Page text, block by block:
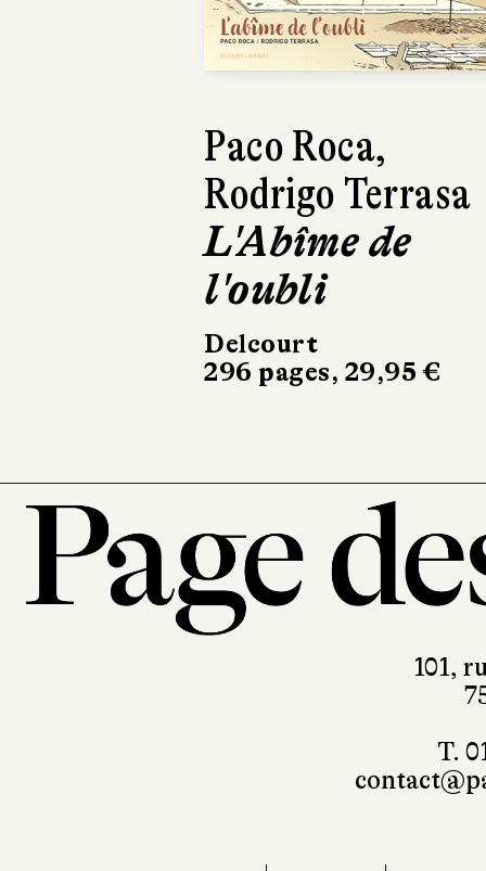
Paco Roca,
Rodrigo Terrasa
L'Abîme de
l'oubli
Delcourt
296 pages, 29,95 €
Alfred
Delcourt
23,95 €
101,
T.